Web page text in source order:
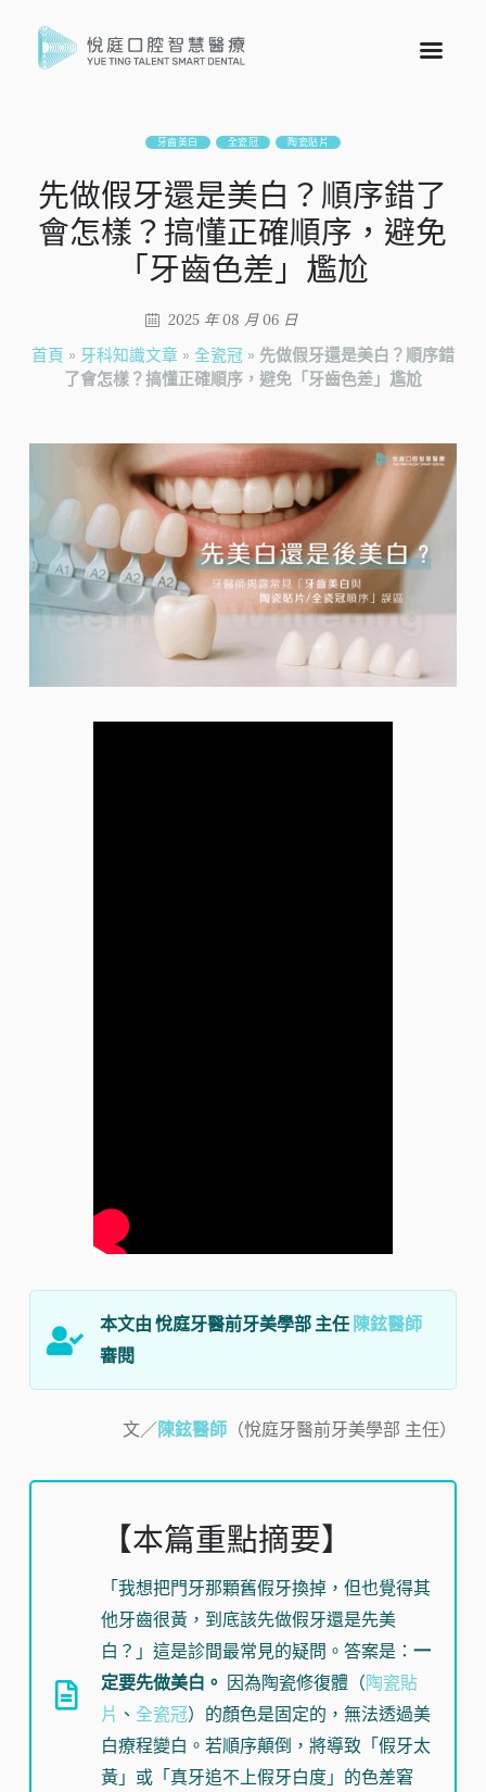
牙齒美白 全瓷冠 陶瓷貼片
先做假牙還是美白？順序錯了
會怎樣？搞懂正確順序，避免
「牙齒色差」尷尬
2025 年 08 月 06 日
首頁 » 牙科知識文章 » 全瓷冠» 先做假牙還是美白？順序錯
了會怎樣？搞懂正確順序，避免「牙齒色差」尷尬
本文由 悅庭牙醫前牙美學部 主任陳鉉醫師
審閱
文／陳鉉醫師 （悅庭牙醫前牙美學部 主任）
【本篇重點摘要】
「我想把門牙那顆舊假牙換掉，但也覺得其
他牙齒很黃，到底該先做假牙還是先美
白？」這是診間最常見的疑問。答案是： 一
定要先做美白。 因為陶瓷修復體（陶瓷貼
片 、 全瓷冠）的顏色是固定的，無法透過美
白療程變白。若順序顛倒，將導致「假牙太
黃」或「真牙追不上假牙白度」的色差窘